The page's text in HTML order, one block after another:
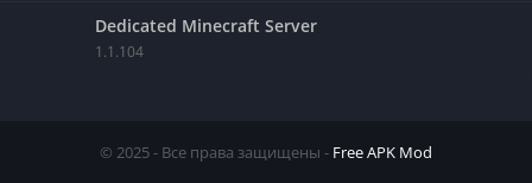
Dedicated Minecraft Server
1.1.104
© 2025 - Все права защищены - Free APK Mod